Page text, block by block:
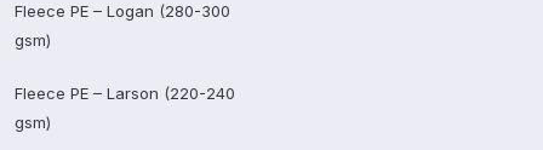
Fleece PE – Logan (280-300
gsm)
Fleece PE – Larson (220-240
gsm)